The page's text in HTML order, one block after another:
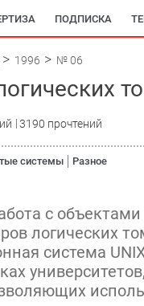
ПОДПИСКА
1996 № 06
3190 прочтений
системы Разное
с
логических
система